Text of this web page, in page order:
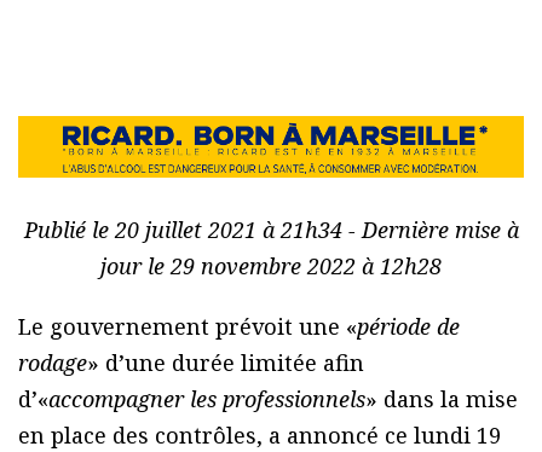
Publié le 20 juillet 2021 à 21h34 - Dernière mise à
jour le 29 novembre 2022 à 12h28
Le gouvernement prévoit une «période de
rodage» d’une durée limitée afin
d’«accompagner les professionnels» dans la mise
en place des contrôles, a annoncé ce lundi 19